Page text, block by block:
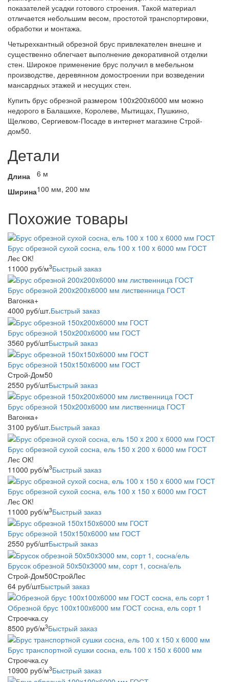
показателей усадки готового строения. Такой материал
отличается небольшим весом, простотой транспортировки,
обработки и монтажа.
Четырехкантный обрезной брус привлекателен внешне и
существенно облегчает выполнение декоративной отделки
стен. Широкое применение брус получил в мебельном
производстве, деревянном домостроении при возведении
мансардных этажей и несущих стен.
Купить брус обрезной размером 100x200x6000 мм можно
недорого в Балашихе, Королеве, Мытищах, Пушкино,
Щелково, Сергиевом-Посаде в интернет магазине Строй-
дом50.
Детали
Длина
6 м
Ширина100 мм, 200 мм
Похожие товары
Брус обрезной сухой сосна, ель 100 x 100 x 6000 мм ГОСТ
Лес ОК!
11000 руб/м3Быстрый заказ
Брус обрезной 200x200x6000 мм лиственница ГОСТ
Вагонка+
4000 руб/шт.Быстрый заказ
Брус обрезной 150x200x6000 мм ГОСТ
3560 руб/штБыстрый заказ
Брус обрезной 150x150x6000 мм ГОСТ
Строй-Дом50
2550 руб/штБыстрый заказ
Брус обрезной 150x200x6000 мм лиственница ГОСТ
Вагонка+
3100 руб/шт.Быстрый заказ
Брус обрезной сухой сосна, ель 150 x 200 x 6000 мм ГОСТ
Лес ОК!
11000 руб/м3Быстрый заказ
Брус обрезной сухой сосна, ель 100 x 150 x 6000 мм ГОСТ
Лес ОК!
11000 руб/м3Быстрый заказ
Брус обрезной 150x150x6000 мм ГОСТ
2550 руб/штБыстрый заказ
Брусок обрезной 50x50x3000 мм, сорт 1, сосна/ель
Строй-Дом50СтройЛес
64 руб/штБыстрый заказ
Обрезной брус 100x100x6000 мм ГОСТ сосна, ель сорт 1
Строечка.су
8500 руб/м3Быстрый заказ
Брус транспортной сушки сосна, ель 100 x 150 x 6000 мм
Строечка.су
10900 руб/м3Быстрый заказ